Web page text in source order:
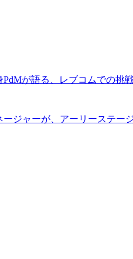
が語る、レブコムでの挑
ジャーが、アーリーステ